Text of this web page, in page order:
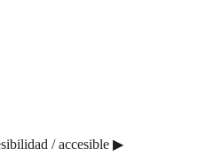
difícil de leer.
/ accesible ▶